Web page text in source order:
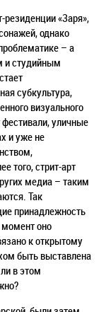
«Заря»,
однако
– а
и студийным
субкультура,
визуального
уличные
и уже не
того, стрит-арт
медиа – таким
Так
принадлежность
момент оно
к открытому
быть выставлена
в этом